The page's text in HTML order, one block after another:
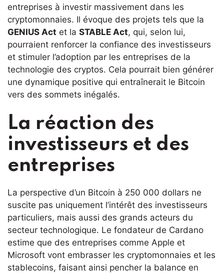
entreprises à investir massivement dans les
cryptomonnaies. Il évoque des projets tels que la
GENIUS Act et la STABLE Act, qui, selon lui,
pourraient renforcer la confiance des investisseurs
et stimuler l’adoption par les entreprises de la
technologie des cryptos. Cela pourrait bien générer
une dynamique positive qui entraînerait le Bitcoin
vers des sommets inégalés.
La réaction des
investisseurs et des
entreprises
La perspective d’un Bitcoin à 250 000 dollars ne
suscite pas uniquement l’intérêt des investisseurs
particuliers, mais aussi des grands acteurs du
secteur technologique. Le fondateur de Cardano
estime que des entreprises comme Apple et
Microsoft vont embrasser les cryptomonnaies et les
stablecoins, faisant ainsi pencher la balance en